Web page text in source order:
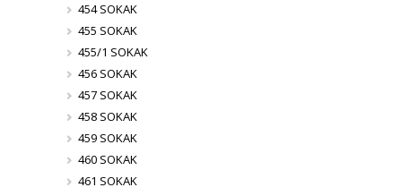
454 SOKAK
455 SOKAK
455/1 SOKAK
456 SOKAK
457 SOKAK
458 SOKAK
459 SOKAK
460 SOKAK
461 SOKAK